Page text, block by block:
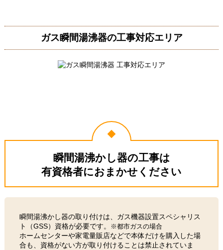
ガス瞬間湯沸器の工事対応エリア
瞬間湯沸かし器の工事は
有資格者におまかせください
瞬間湯沸かし器の取り付けは、ガス機器設置スペシャリス
ト（GSS）資格が必要です。
※都市ガスの場合
ホームセンターや家電量販店などで本体だけを購入した場
合も、資格がない方が取り付けることは禁止されていま